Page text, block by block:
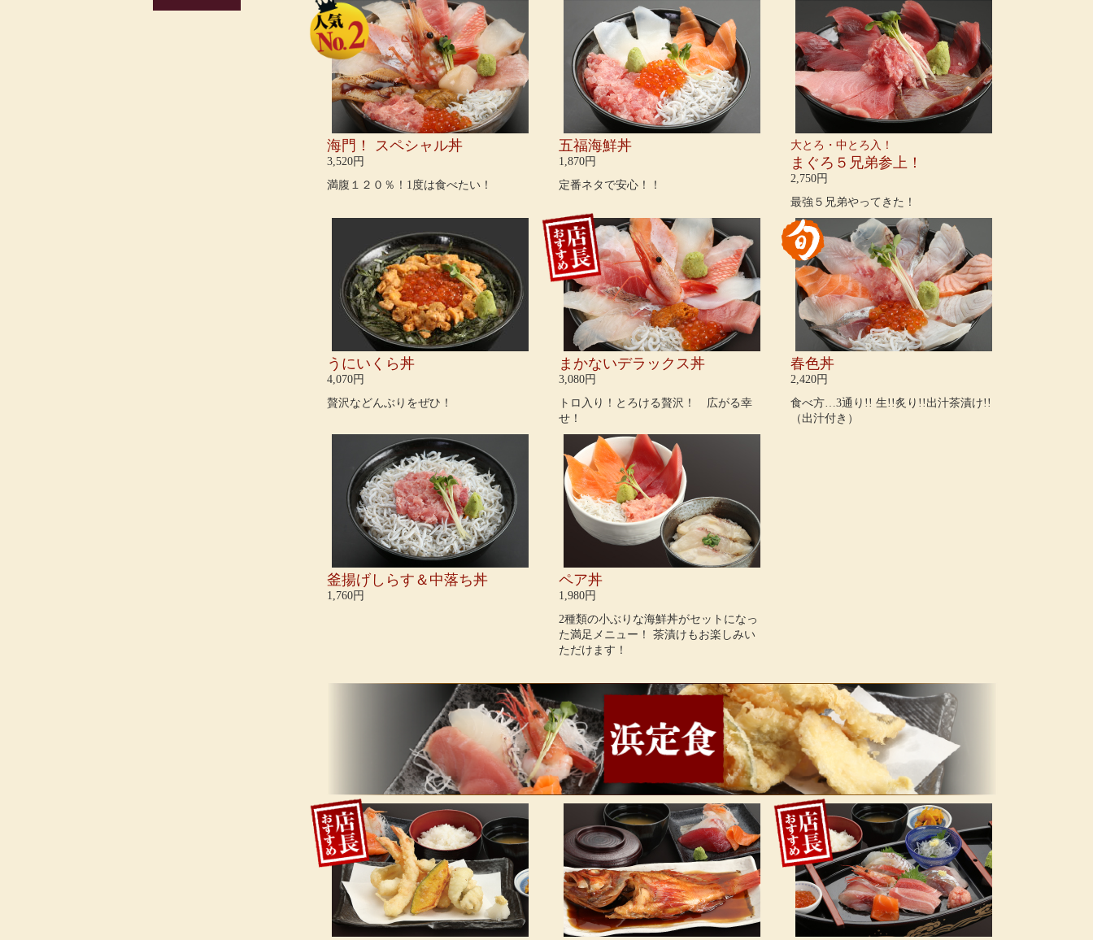
海門！ スペシャル丼
3,520円
満腹１２０％！1度は食べたい！
五福海鮮丼
1,870円
定番ネタで安心！！
大とろ・中とろ入！
まぐろ５兄弟参上！
2,750円
最強５兄弟やってきた！
うにいくら丼
4,070円
贅沢などんぶりをぜひ！
まかないデラックス丼
3,080円
トロ入り！とろける贅沢！ 広がる幸
せ！
春色丼
2,420円
食べ方…3通り!! 生!!炙り!!出汁茶漬け!!
（出汁付き）
釜揚げしらす＆中落ち丼
1,760円
ペア丼
1,980円
2種類の小ぶりな海鮮丼がセットになっ
た満足メニュー！ 茶漬けもお楽しみい
ただけます！